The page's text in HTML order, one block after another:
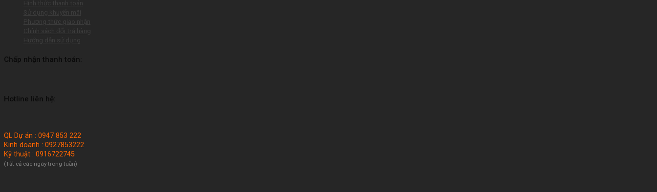
Phương thức giao nhận
Chính sách đổi trả hàng
Hướng dẫn sử dụng
Chấp nhận thanh toán:
Hotline liên hệ:
QL Dự án : 0947 853 222
Kinh doanh : 0927853222
Kỹ thuật : 0916722745
(Tất cả các ngày trong tuần)